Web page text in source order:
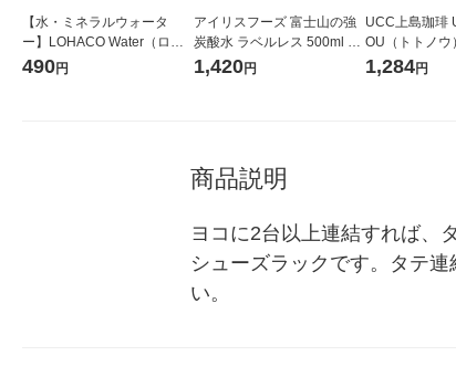
【水・ミネラルウォータ
ー】LOHACO Water（ロハ
コウォーター）2L ラベルレ
490円
アイリスフーズ 富士山の強
炭酸水 ラベルレス 500ml 1
箱（24本入）
1,420円
UCC上島珈琲
OU（トトノウ
無糖 500ml 1
1,284円
商品説明
ヨコに2台以上連結すれば、
シューズラックです。タテ
い。